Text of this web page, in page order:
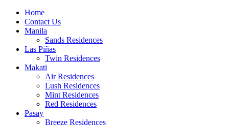
Home
Contact Us
Manila
Sands Residences
Las Piñas
Twin Residences
Makati
Air Residences
Lush Residences
Mint Residences
Red Residences
Pasay
Breeze Residences